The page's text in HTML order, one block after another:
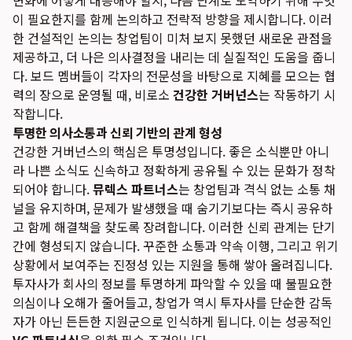
이 필요한지를 함께 논의하고 전략적 방향을 제시합니다. 이러
한 건설적인 논의는 창업팀이 미처 보지 못했던 새로운 관점을
제공하고, 더 나은 의사결정을 내리는 데 실질적인 도움을 줍니
다. 보드 멤버들이 각자의 전문성을 바탕으로 지혜를 모으는 협
력의 장으로 운영될 때, 비로소 건강한 거버넌스는 작동하기 시
작합니다.
투명한 의사소통과 신뢰 기반의 관계 형성
건강한 거버넌스의 핵심은 투명성입니다. 좋은 소식뿐만 아니
라 나쁜 소식도 신속하고 정확하게 공유될 수 있는 문화가 정착
되어야 합니다.뮤렉스 파트너스는 창업팀과 격식 없는 소통 채
널을 유지하며, 문제가 발생했을 때 숨기기보다는 즉시 공유하
고 함께 해결책을 찾도록 장려합니다. 이러한 신뢰 관계는 단기
간에 형성되지 않습니다. 꾸준한 소통과 약속 이행, 그리고 위기
상황에서 보여주는 진정성 있는 지원을 통해 쌓아 올려집니다.
투자사가 회사의 정보를 투명하게 파악할 수 있을 때 불필요한
의심이나 오해가 줄어들고, 창업가 역시 투자사를 단순한 감독
자가 아닌 든든한 지원군으로 인식하게 됩니다. 이는 성공적인